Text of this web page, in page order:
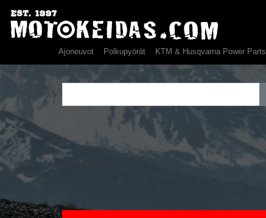
Ajoneuvot Polkupyörät KTM & Husqvarna Power Parts